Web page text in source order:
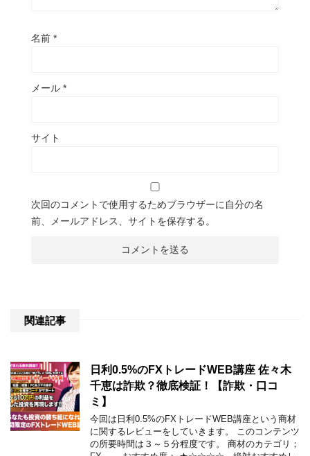
名前 *
メール *
サイト
次回のコメントで使用するためブラウザーに自分の名
前、メールアドレス、サイトを保存する。
関連記事
日利0.5%のFXトレードWEB講座 佐々木
千恵は詐欺？徹底検証！【詐欺・口コ
ミ】
今回は日利0.5%のFXトレードWEB講座という商材
に関するレビューをしていきます。 このコンテンツ
の所要時間は３～５分程度です。 商材のカテゴリ；